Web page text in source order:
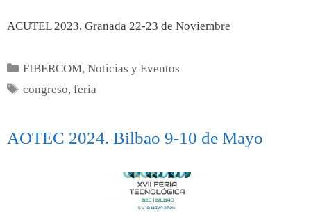
ACUTEL 2023. Granada 22-23 de Noviembre
FIBERCOM,Noticias y Eventos
congreso,feria
AOTEC 2024. Bilbao 9-10 de Mayo